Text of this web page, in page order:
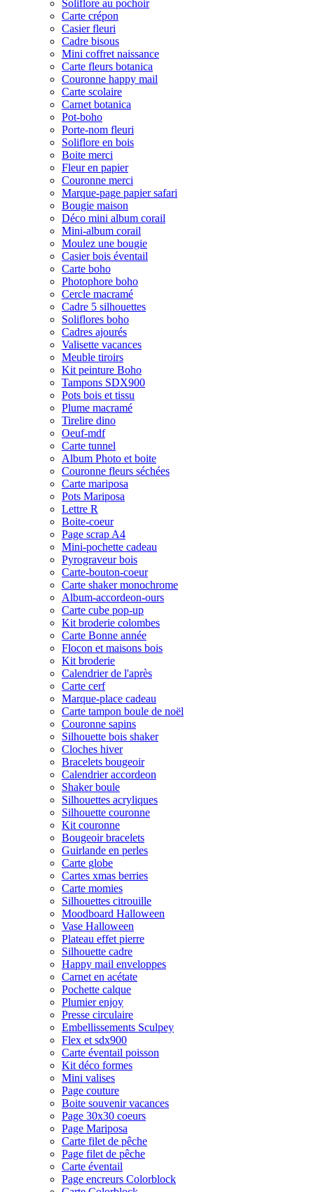
Soliflore au pochoir
Carte crépon
Casier fleuri
Cadre bisous
Mini coffret naissance
Carte fleurs botanica
Couronne happy mail
Carte scolaire
Carnet botanica
Pot-boho
Porte-nom fleuri
Soliflore en bois
Boite merci
Fleur en papier
Couronne merci
Marque-page papier safari
Bougie maison
Déco mini album corail
Mini-album corail
Moulez une bougie
Casier bois éventail
Carte boho
Photophore boho
Cercle macramé
Cadre 5 silhouettes
Soliflores boho
Cadres ajourés
Valisette vacances
Meuble tiroirs
Kit peinture Boho
Tampons SDX900
Pots bois et tissu
Plume macramé
Tirelire dino
Oeuf-mdf
Carte tunnel
Album Photo et boite
Couronne fleurs séchées
Carte mariposa
Pots Mariposa
Lettre R
Boite-coeur
Page scrap A4
Mini-pochette cadeau
Pyrograveur bois
Carte-bouton-coeur
Carte shaker monochrome
Album-accordeon-ours
Carte cube pop-up
Kit broderie colombes
Carte Bonne année
Flocon et maisons bois
Kit broderie
Calendrier de l'après
Carte cerf
Marque-place cadeau
Carte tampon boule de noël
Couronne sapins
Silhouette bois shaker
Cloches hiver
Bracelets bougeoir
Calendrier accordeon
Shaker boule
Silhouettes acryliques
Silhouette couronne
Kit couronne
Bougeoir bracelets
Guirlande en perles
Carte globe
Cartes xmas berries
Carte momies
Silhouettes citrouille
Moodboard Halloween
Vase Halloween
Plateau effet pierre
Silhouette cadre
Happy mail enveloppes
Carnet en acétate
Pochette calque
Plumier enjoy
Presse circulaire
Embellissements Sculpey
Flex et sdx900
Carte éventail poisson
Kit déco formes
Mini valises
Page couture
Boite souvenir vacances
Page 30x30 coeurs
Page Mariposa
Carte filet de pêche
Page filet de pêche
Carte éventail
Page encreurs Colorblock